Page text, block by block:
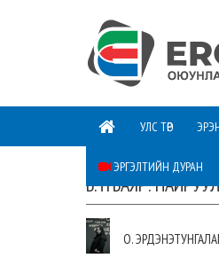
УЛС ТӨР
ЭРГЭЛТИЙН ДУРАН
Б.ҮГБАЯР:
О.